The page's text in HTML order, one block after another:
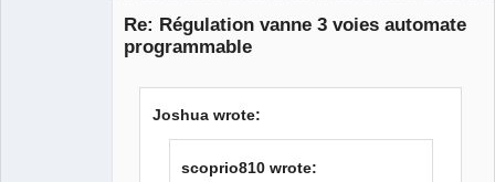
Re: Régulation vanne 3 voies automate
programmable
Joshua wrote:
scoprio810 wrote: